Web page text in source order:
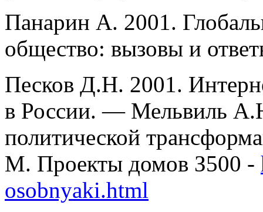
Панарин А. 2001.
общество: вызовы и
Песков Д.Н. 2001.
в России. — Мельвиль
политической
М. Проекты домов З500 -
osobnyaki.html